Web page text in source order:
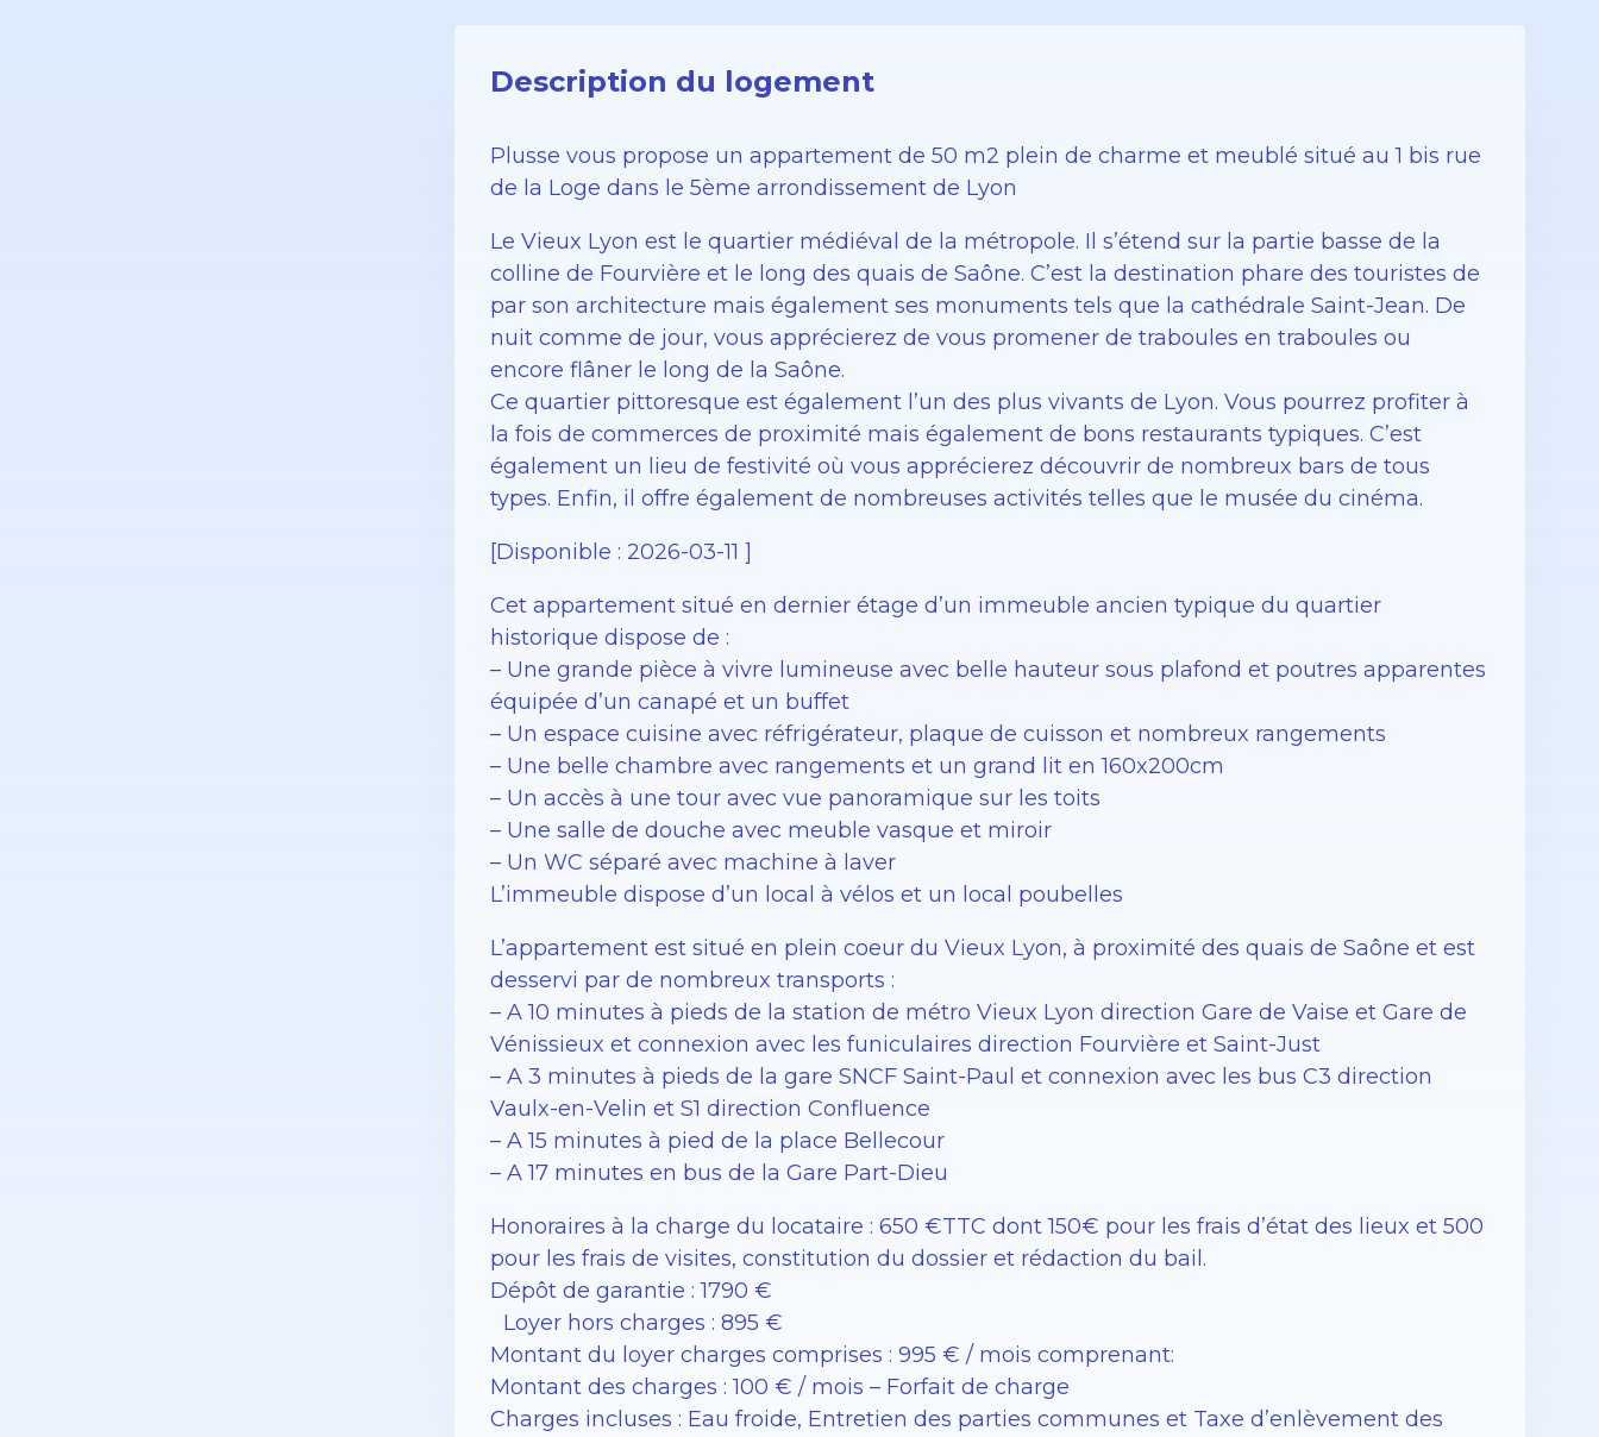
Description du logement
Plusse vous propose un appartement de 50 m2 plein de charme et meublé situé au 1 bis rue
de la Loge dans le 5ème arrondissement de Lyon
Le Vieux Lyon est le quartier médiéval de la métropole. Il s’étend sur la partie basse de la
colline de Fourvière et le long des quais de Saône. C’est la destination phare des touristes de
par son architecture mais également ses monuments tels que la cathédrale Saint-Jean. De
nuit comme de jour, vous apprécierez de vous promener de traboules en traboules ou
encore flâner le long de la Saône.
Ce quartier pittoresque est également l’un des plus vivants de Lyon. Vous pourrez profiter à
la fois de commerces de proximité mais également de bons restaurants typiques. C’est
également un lieu de festivité où vous apprécierez découvrir de nombreux bars de tous
types. Enfin, il offre également de nombreuses activités telles que le musée du cinéma.
[Disponible : 2026-03-11 ]
Cet appartement situé en dernier étage d’un immeuble ancien typique du quartier
historique dispose de :
– Une grande pièce à vivre lumineuse avec belle hauteur sous plafond et poutres apparentes
équipée d’un canapé et un buffet
– Un espace cuisine avec réfrigérateur, plaque de cuisson et nombreux rangements
– Une belle chambre avec rangements et un grand lit en 160x200cm
– Un accès à une tour avec vue panoramique sur les toits
– Une salle de douche avec meuble vasque et miroir
– Un WC séparé avec machine à laver
L’immeuble dispose d’un local à vélos et un local poubelles
L’appartement est situé en plein coeur du Vieux Lyon, à proximité des quais de Saône et est
desservi par de nombreux transports :
– A 10 minutes à pieds de la station de métro Vieux Lyon direction Gare de Vaise et Gare de
Vénissieux et connexion avec les funiculaires direction Fourvière et Saint-Just
– A 3 minutes à pieds de la gare SNCF Saint-Paul et connexion avec les bus C3 direction
Vaulx-en-Velin et S1 direction Confluence
– A 15 minutes à pied de la place Bellecour
– A 17 minutes en bus de la Gare Part-Dieu
Honoraires à la charge du locataire : 650 €TTC dont 150€ pour les frais d’état des lieux et 500
pour les frais de visites, constitution du dossier et rédaction du bail.
Dépôt de garantie : 1790 €
Loyer hors charges : 895 €
Montant du loyer charges comprises : 995 € / mois comprenant:
Montant des charges : 100 € / mois – Forfait de charge
Charges incluses : Eau froide, Entretien des parties communes et Taxe d’enlèvement des